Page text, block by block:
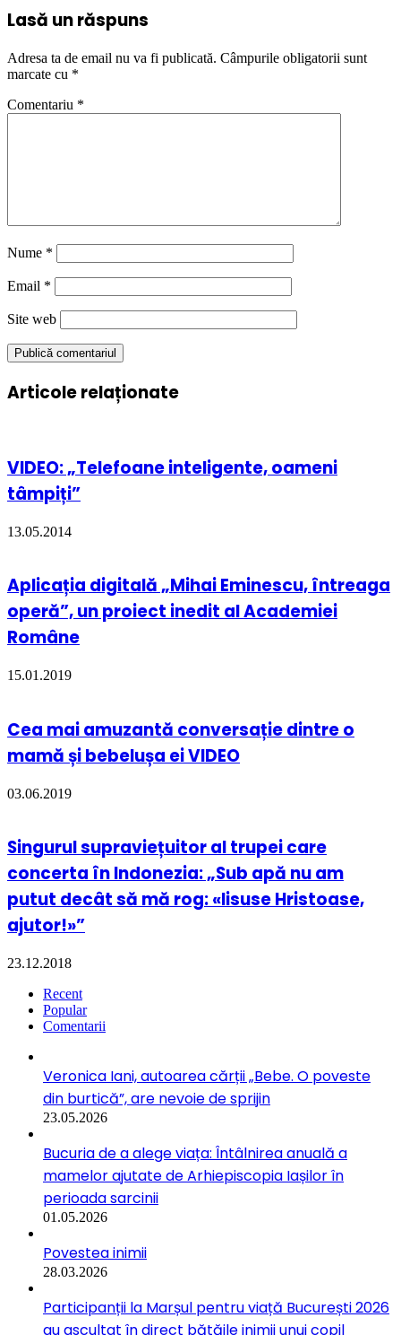
Lasă un răspuns
Adresa ta de email nu va fi publicată. Câmpurile obligatorii sunt
marcate cu *
Comentariu *
Nume *
Email *
Site web
Articole relaționate
VIDEO: „Telefoane inteligente, oameni
tâmpiți”
13.05.2014
Aplicația digitală „Mihai Eminescu, întreaga
operă”, un proiect inedit al Academiei
Române
15.01.2019
Cea mai amuzantă conversație dintre o
mamă și bebelușa ei VIDEO
03.06.2019
Singurul supraviețuitor al trupei care
concerta în Indonezia: „Sub apă nu am
putut decât să mă rog: «Iisuse Hristoase,
ajutor!»”
23.12.2018
Recent
Popular
Comentarii
Veronica Iani, autoarea cărții „Bebe. O poveste
din burtică”, are nevoie de sprijin
23.05.2026
Bucuria de a alege viața: Întâlnirea anuală a
mamelor ajutate de Arhiepiscopia Iașilor în
perioada sarcinii
01.05.2026
Povestea inimii
28.03.2026
Participanții la Marșul pentru viață București 2026
au ascultat în direct bătăile inimii unui copil